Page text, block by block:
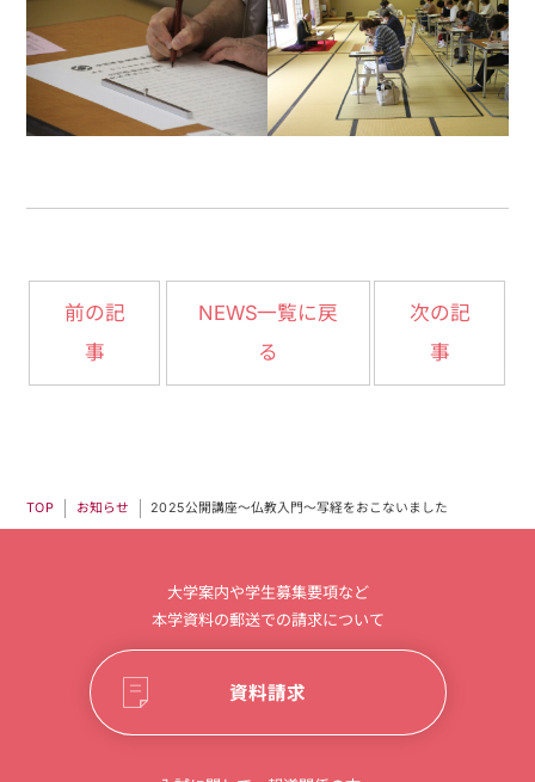
前の記
事
NEWS一覧に戻
る
次の記
事
TOP お知らせ 2025公開講座～仏教入門～写経をおこないました
大学案内や学生募集要項など
本学資料の郵送での請求について
資料請求